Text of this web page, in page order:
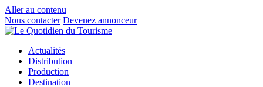
Aller au contenu
Nous contacter Devenez annonceur
Actualités
Distribution
Production
Destination